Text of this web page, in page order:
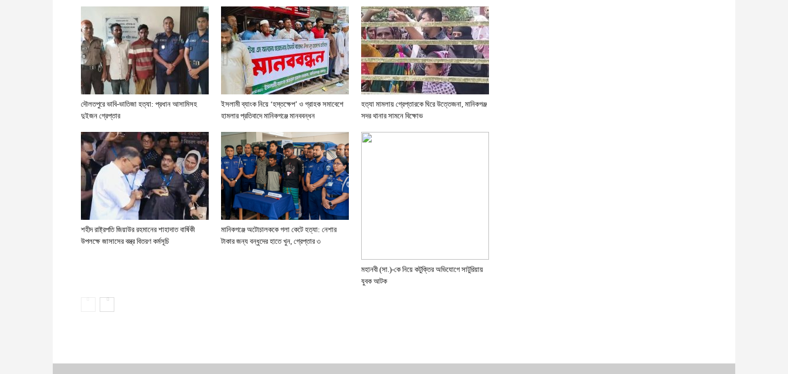
দৌলতপুরে ভাবি-ভাতিজা হত্যা: প্রধান আসামিসহ
দুইজন গ্রেপ্তার
ইসলামী ব্যাংক নিয়ে ‘হস্তক্ষেপ’ ও গ্রাহক সমাবেশে
হামলার প্রতিবাদে মানিকগঞ্জে মানববন্ধন
হত্যা মামলায় গ্রেপ্তারকে ঘিরে উত্তেজনা, মানিকগঞ্জ
সদর থানার সামনে বিক্ষোভ
শহীদ রাষ্ট্রপতি জিয়াউর রহমানের শাহাদাত বার্ষিকী
উপলক্ষে জাসাসের বস্ত্র বিতরণ কর্মসূচি
মানিকগঞ্জে অটোচালককে গলা কেটে হত্যা: নেশার
টাকার জন্য বন্ধুদের হাতে খুন, গ্রেপ্তার ৩
মহানবী (সা.)-কে নিয়ে কটুক্তির অভিযোগে সাটুরিয়ায়
যুবক আটক